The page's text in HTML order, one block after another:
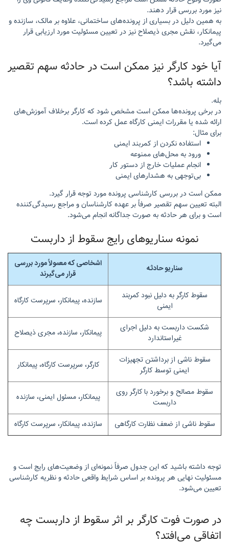
نیز مورد بررسی قرار دهند.
به همین دلیل در بسیاری از پرونده‌های ساختمانی، علاوه بر مالک، سازنده و
پیمانکار، نقش مجری ذیصلاح نیز در تعیین مسئولیت مورد ارزیابی قرار
می‌گیرد.
آیا خود کارگر نیز ممکن است در حادثه سهم تقصیر
داشته باشد؟
بله.
در برخی پرونده‌ها ممکن است مشخص شود که کارگر برخلاف آموزش‌های
ارائه شده یا مقررات ایمنی کارگاه عمل کرده است.
برای مثال:
استفاده نکردن از کمربند ایمنی
ورود به محل‌های ممنوعه
انجام عملیات خارج از دستور کار
بی‌توجهی به هشدارهای ایمنی
ممکن است در بررسی کارشناسی پرونده مورد توجه قرار گیرد.
البته تعیین سهم تقصیر صرفاً بر عهده کارشناسان و مراجع رسیدگی‌کننده
است و برای هر حادثه به صورت جداگانه انجام می‌شود.
نمونه سناریوهای رایج سقوط از داربست
سناریو حادثه
اشخاصی که معمولاً مورد بررسی
قرار می‌گیرند
سقوط کارگر به دلیل نبود کمربند
ایمنی
سازنده، پیمانکار، سرپرست کارگاه
شکست داربست به دلیل اجرای
غیراستاندارد
پیمانکار، سازنده، مجری ذیصلاح
سقوط ناشی از برداشتن تجهیزات
ایمنی توسط کارگر
کارگر، سرپرست کارگاه، پیمانکار
سقوط مصالح و برخورد با کارگر روی
داربست
پیمانکار، مسئول ایمنی، سازنده
سقوط ناشی از ضعف نظارت کارگاهی سازنده، پیمانکار، سرپرست کارگاه
توجه داشته باشید که این جدول صرفاً نمونه‌ای از وضعیت‌های رایج است و
مسئولیت نهایی هر پرونده بر اساس شرایط واقعی حادثه و نظریه کارشناسی
تعیین می‌شود.
در صورت فوت کارگر بر اثر سقوط از داربست چه
اتفاقی می‌افتد؟